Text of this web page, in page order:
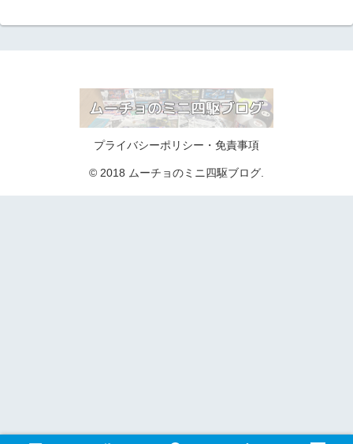
プライバシーポリシー・免責事項
© 2018 ムーチョのミニ四駆ブログ.